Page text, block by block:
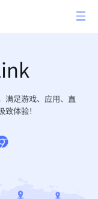
满足游戏、应用、直
体验！